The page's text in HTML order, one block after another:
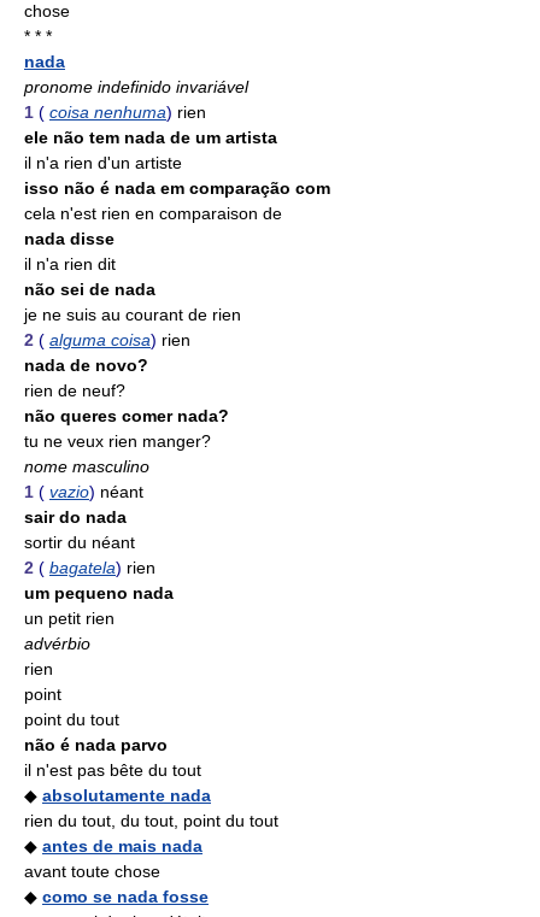
chose
* * *
nada
pronome indefinido invariável
1 ( coisa nenhuma) rien
ele não tem nada de um artista
il n'a rien d'un artiste
isso não é nada em comparação com
cela n'est rien en comparaison de
nada disse
il n'a rien dit
não sei de nada
je ne suis au courant de rien
2 ( alguma coisa) rien
nada de novo?
rien de neuf?
não queres comer nada?
tu ne veux rien manger?
nome masculino
1 ( vazio) néant
sair do nada
sortir du néant
2 ( bagatela) rien
um pequeno nada
un petit rien
advérbio
rien
point
point du tout
não é nada parvo
il n'est pas bête du tout
◆ absolutamente nada
rien du tout, du tout, point du tout
◆ antes de mais nada
avant toute chose
◆ como se nada fosse